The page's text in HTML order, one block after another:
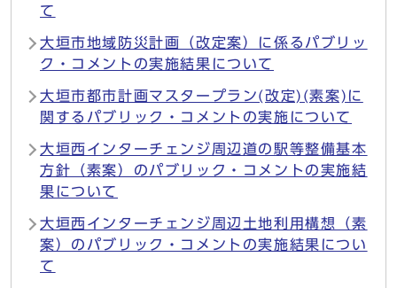
て
大垣市地域防災計画（改定案）に係るパブリッ
ク・コメントの実施結果について
大垣市都市計画マスタープラン(改定)(素案)に
関するパブリック・コメントの実施について
大垣西インターチェンジ周辺道の駅等整備基本
方針（素案）のパブリック・コメントの実施結
果について
大垣西インターチェンジ周辺土地利用構想（素
案）のパブリック・コメントの実施結果につい
て